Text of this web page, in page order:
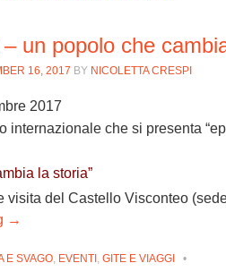
un popolo che
16, 2017 BY NICOLETTA CRESPI
2017
internazionale che si presenta
la storia”
visita del Castello Visconteo
→
E SVAGO EVENTI GITE E VIAGGI •